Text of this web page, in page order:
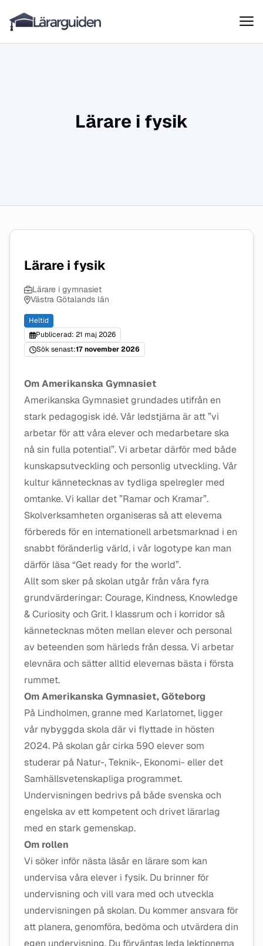
Hoppa till innehåll
Lärarguiden
Lärare i fysik
Lärare i fysik
Lärare i gymnasiet
Västra Götalands län
Heltid
Publicerad: 21 maj 2026
Sök senast:17 november 2026
Om Amerikanska Gymnasiet
Amerikanska Gymnasiet grundades utifrån en
stark pedagogisk idé. Vår ledstjärna är att ”vi
arbetar för att våra elever och medarbetare ska
nå sin fulla potential”. Vi arbetar därför med både
kunskapsutveckling och personlig utveckling. Vår
kultur kännetecknas av tydliga spelregler med
omtanke. Vi kallar det ”Ramar och Kramar”.
Skolverksamheten organiseras så att eleverna
förbereds för en internationell arbetsmarknad i en
snabbt föränderlig värld, i vår logotype kan man
därför läsa “Get ready for the world”.
Allt som sker på skolan utgår från våra fyra
grundvärderingar: Courage, Kindness, Knowledge
& Curiosity och Grit. I klassrum och i korridor så
kännetecknas möten mellan elever och personal
av beteenden som härleds från dessa. Vi arbetar
elevnära och sätter alltid elevernas bästa i första
rummet.
Om Amerikanska Gymnasiet, Göteborg
På Lindholmen, granne med Karlatornet, ligger
vår nybyggda skola där vi flyttade in hösten
2024. På skolan går cirka 590 elever som
studerar på Natur-, Teknik-, Ekonomi- eller det
Samhällsvetenskapliga programmet.
Undervisningen bedrivs på både svenska och
engelska av ett kompetent och drivet lärarlag
med en stark gemenskap.
Om rollen
Vi söker inför nästa läsår en lärare som kan
undervisa våra elever i fysik. Du brinner för
undervisning och vill vara med och utveckla
undervisningen på skolan. Du kommer ansvara för
att planera, genomföra, bedöma och utvärdera din
egen undervisning. Du förväntas leda lektionerna